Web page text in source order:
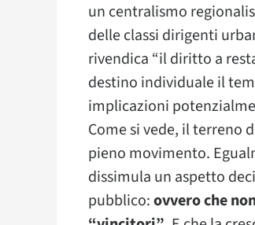
un centralismo
delle classi dirigenti
rivendica “il diritto a
destino individuale il
implicazioni
Come si vede, il terreno
pieno movimento.
dissimula un aspetto
pubblico:ovvero che